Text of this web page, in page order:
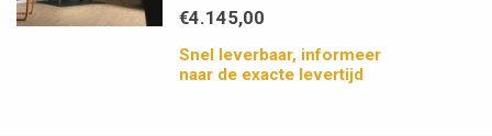
€4.145,00
Snel leverbaar, informeer
naar de exacte levertijd